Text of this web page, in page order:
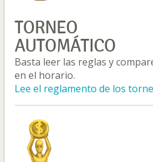
TORNEO
AUTOMÁTICO
Basta leer las reglas y
en el horario.
Lee el reglamento de los